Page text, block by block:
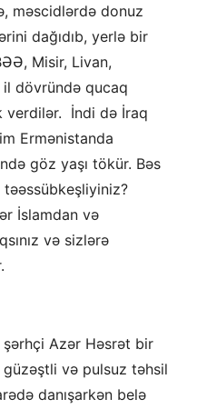
məscidlərdə donuz
dağıdıb, yerlə bir
Misir, Livan,
il dövründə qucaq
verdilər. İndi də İraq
Ermənistanda
göz yaşı tökür. Bəs
təəssübkeşliyiniz?
İslamdan və
və sizlərə
şərhçi Azər Həsrət bir
və pulsuz təhsil
danışarkən belə